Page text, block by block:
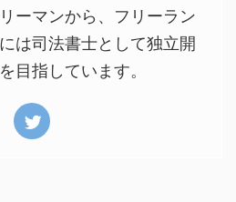
ーマンから、フリーラン
は司法書士として独立開
目指しています。